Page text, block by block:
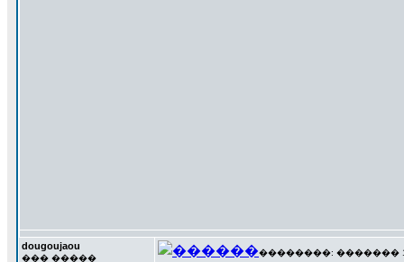
dougoujaou
��� �����
��������: ������� 17